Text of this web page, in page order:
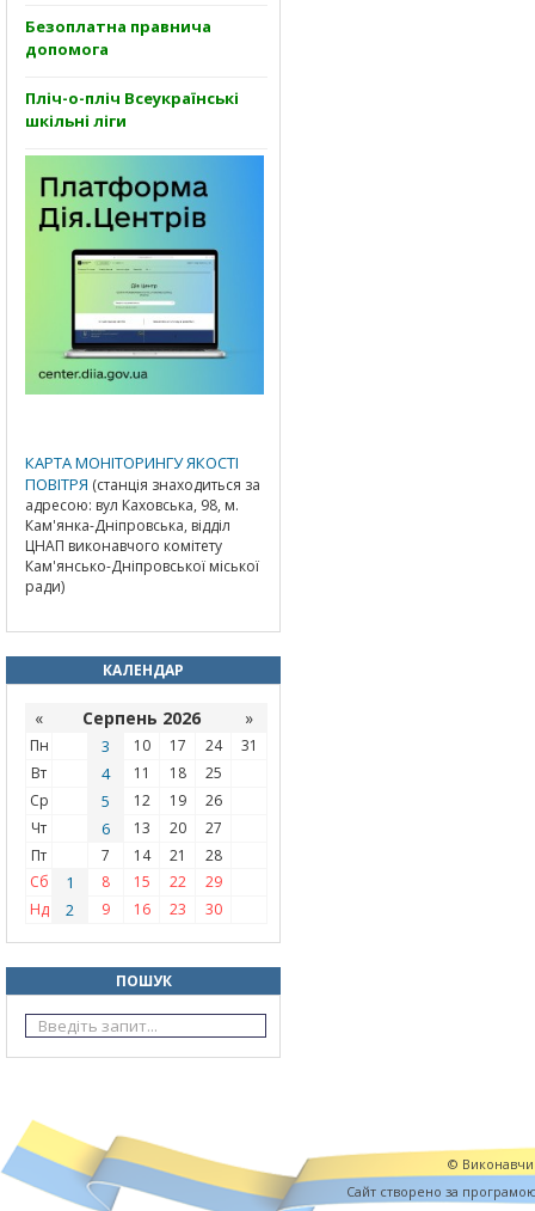
Безоплатна правнича
допомога
Пліч-о-пліч Всеукраїнські
шкільні ліги
КАРТА МОНІТОРИНГУ ЯКОСТІ
ПОВІТРЯ (станція знаходиться за
адресою: вул Каховська, 98, м.
Кам'янка-Дніпровська, відділ
ЦНАП виконавчого комітету
Кам'янсько-Дніпровської міської
ради)
КАЛЕНДАР
« Серпень 2026 »
Пн 3 10 17 24
31
Вт
4 11 18
25
Ср
5 12 19
26
Чт
6 13 20
27
Пт
7 14 21
28
Сб
1 8 15 22
29
Нд
2 9 16 23 30
ПОШУК
©
Cайт створено за